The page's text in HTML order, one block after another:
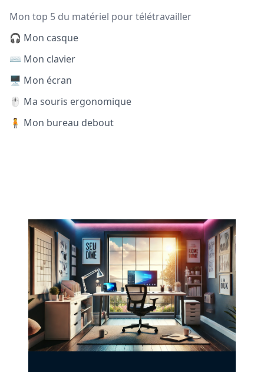
Mon top 5 du matériel pour télétravailler
🎧 Mon casque
⌨️ Mon clavier
🖥️ Mon écran
🖱️ Ma souris ergonomique
🧍 Mon bureau debout